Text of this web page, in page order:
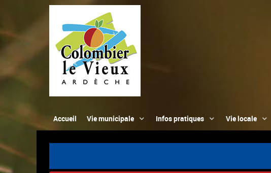
Accueil Vie municipale Infos pratiques Vie locale